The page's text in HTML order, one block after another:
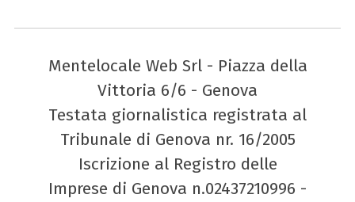
Mentelocale Web Srl - Piazza della
Vittoria 6/6 - Genova
Testata giornalistica registrata al
Tribunale di Genova nr. 16/2005
Iscrizione al Registro delle
Imprese di Genova n.02437210996 -